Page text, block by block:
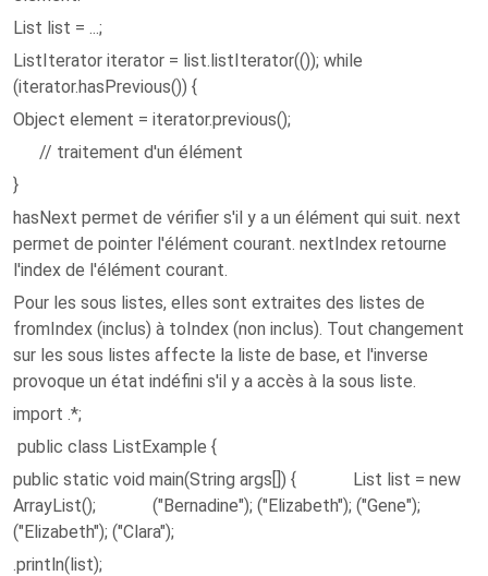
List list = ...;
ListIterator iterator = list.listIterator(()); while
(iterator.hasPrevious()) {
Object element = iterator.previous();
// traitement d'un élément
}
hasNext permet de vérifier s'il y a un élément qui suit. next
permet de pointer l'élément courant. nextIndex retourne
l'index de l'élément courant.
Pour les sous listes, elles sont extraites des listes de
fromIndex (inclus) à toIndex (non inclus). Tout changement
sur les sous listes affecte la liste de base, et l'inverse
provoque un état indéfini s'il y a accès à la sous liste.
import .*;
public class ListExample {
public static void main(String args[]) { List list = new
ArrayList(); ("Bernadine"); ("Elizabeth"); ("Gene");
("Elizabeth"); ("Clara");
.println(list);